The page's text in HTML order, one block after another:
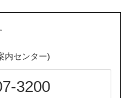
内センター)
3200